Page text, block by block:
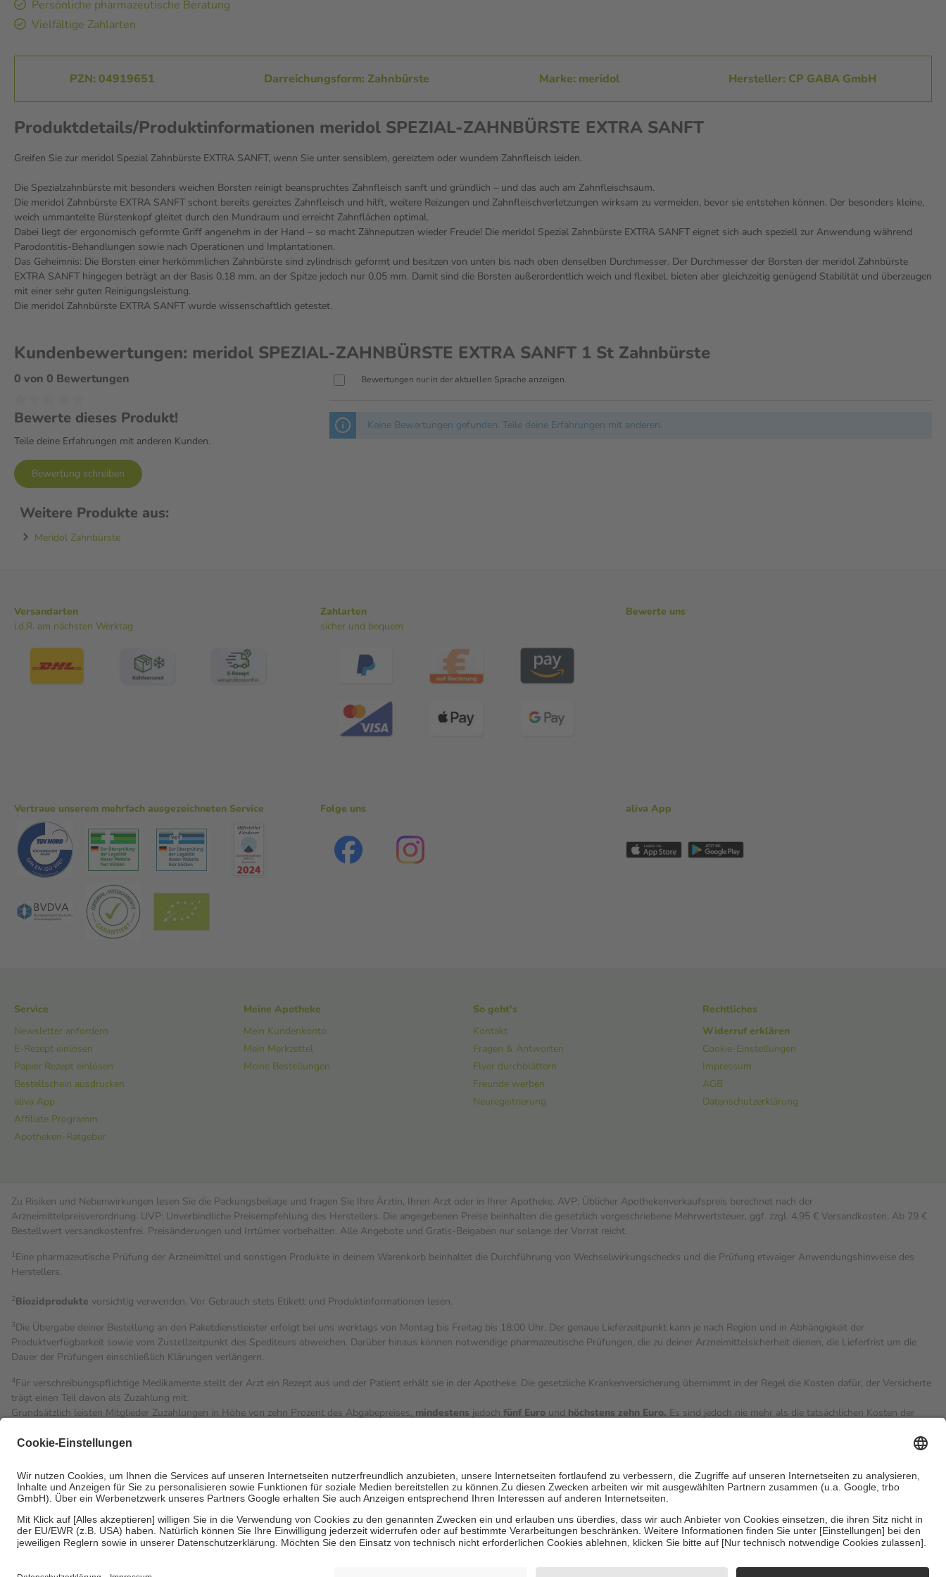
Persönliche pharmazeutische Beratung
Vielfältige Zahlarten
PZN: 04919651 Darreichungsform: Zahnbürste Marke: meridol Hersteller: CP GABA GmbH
Produktdetails/Produktinformationen meridol SPEZIAL-ZAHNBÜRSTE EXTRA SANFT
Greifen Sie zur meridol Spezial Zahnbürste EXTRA SANFT, wenn Sie unter sensiblem, gereiztem oder wundem Zahnfleisch leiden.
Die Spezialzahnbürste mit besonders weichen Borsten reinigt beanspruchtes Zahnfleisch sanft und gründlich – und das auch am Zahnfleischsaum.
Die meridol Zahnbürste EXTRA SANFT schont bereits gereiztes Zahnfleisch und hilft, weitere Reizungen und Zahnfleischverletzungen wirksam zu vermeiden, bevor sie entstehen können. Der besonders kleine,
weich ummantelte Bürstenkopf gleitet durch den Mundraum und erreicht Zahnflächen optimal.
Dabei liegt der ergonomisch geformte Griff angenehm in der Hand – so macht Zähneputzen wieder Freude! Die meridol Spezial Zahnbürste EXTRA SANFT eignet sich auch speziell zur Anwendung während
Parodontitis-Behandlungen sowie nach Operationen und Implantationen.
Das Geheimnis: Die Borsten einer herkömmlichen Zahnbürste sind zylindrisch geformt und besitzen von unten bis nach oben denselben Durchmesser. Der Durchmesser der Borsten der meridol Zahnbürste
EXTRA SANFT hingegen beträgt an der Basis 0,18 mm, an der Spitze jedoch nur 0,05 mm. Damit sind die Borsten außerordentlich weich und flexibel, bieten aber gleichzeitig genügend Stabilität und überzeugen
mit einer sehr guten Reinigungsleistung.
Die meridol Zahnbürste EXTRA SANFT wurde wissenschaftlich getestet.
Kundenbewertungen: meridol SPEZIAL-ZAHNBÜRSTE EXTRA SANFT 1 St Zahnbürste
0 von 0 Bewertungen
Bewerte dieses Produkt!
Teile deine Erfahrungen mit anderen Kunden.
Bewertung schreiben
Bewertungen nur in der aktuellen Sprache anzeigen.
Keine Bewertungen gefunden. Teile deine Erfahrungen mit anderen.
Weitere Produkte aus:
Meridol Zahnbürste
Versandarten
i.d.R. am nächsten Werktag
Zahlarten
sicher und bequem
Bewerte uns
Vertraue unserem mehrfach ausgezeichneten Service Folge uns aliva App
Service
Newsletter anfordern
E-Rezept einlösen
Papier Rezept einlösen
Bestellschein ausdrucken
aliva App
Affiliate Programm
Apotheken-Ratgeber
Meine Apotheke
Mein Kundenkonto
Mein Merkzettel
Meine Bestellungen
So geht's
Kontakt
Fragen & Antworten
Flyer durchblättern
Freunde werben
Neuregistrierung
Rechtliches
Widerruf erklären
Cookie-Einstellungen
Impressum
AGB
Datenschutzerklärung
Zu Risiken und Nebenwirkungen lesen Sie die Packungsbeilage und fragen Sie Ihre Ärztin, Ihren Arzt oder in Ihrer Apotheke. AVP: Üblicher Apothekenverkaufspreis berechnet nach der
Arzneimittelpreisverordnung. UVP: Unverbindliche Preisempfehlung des Herstellers. Die angegebenen Preise beinhalten die gesetzlich vorgeschriebene Mehrwertsteuer, ggf. zzgl. 4,95 € Versandkosten. Ab 29 €
Bestell­wert versand­kosten­frei. Preisänderungen und Irrtümer vorbehalten. Alle Angebote und Gratis-Beigaben nur solange der Vorrat reicht.
1Eine pharmazeutische Prüfung der Arzneimittel und sonstigen Produkte in deinem Warenkorb beinhaltet die Durchführung von Wechselwirkungschecks und die Prüfung etwaiger Anwendungshinweise des
Herstellers.
2Biozidprodukte vorsichtig verwenden. Vor Gebrauch stets Etikett und Produktinformationen lesen.
3Die Übergabe deiner Bestellung an den Paketdienstleister erfolgt bei uns werktags von Montag bis Freitag bis 18:00 Uhr. Der genaue Lieferzeitpunkt kann je nach Region und in Abhängigkeit der
Produktverfügbarkeit sowie vom Zustellzeitpunkt des Spediteurs abweichen. Darüber hinaus können notwendige pharmazeutische Prüfungen, die zu deiner Arzneimittelsicherheit dienen, die Lieferfrist um die
Dauer der Prüfungen einschließlich Klärungen verlängern.
4Für verschreibungspflichtige Medikamente stellt der Arzt ein Rezept aus und der Patient erhält sie in der Apotheke. Die gesetzliche Krankenversicherung übernimmt in der Regel die Kosten dafür, der Versicherte
trägt einen Teil davon als Zuzahlung mit.
Grundsätzlich leisten Mitglieder Zuzahlungen in Höhe von zehn Prozent des Abgabepreises, mindestens jedoch fünf Euro und höchstens zehn Euro. Es sind jedoch nie mehr als die tatsächlichen Kosten der
Diese Regeln gelten grundsätzlich auch für Online-Apotheken.
Um das Engagement der Versicherten für ihre eigene Gesundheit zu stärken und die besondere Stellung der Familie zu unterstützen, fallen keine Zuzahlungenan bei:
• Kindern und Jugendlichen bis zum vollendeten 18. Lebensjahr mit Ausnahme der Fahrkosten
• Untersuchungen zur Vorsorge und Früherkennung, die von der GKV getragen werden
• empfohlenen Schutzimpfungen
• Harn- und Blutteststreifen
Informationen findest du hier: https://help.etrusted.com/hc/de/articles/4419944605341